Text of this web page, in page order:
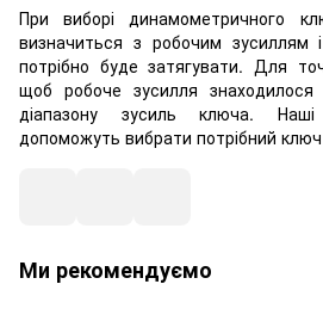
При виборі динамометричного
визначиться з робочим зусиллям
потрібно буде затягувати. Для
щоб робоче зусилля знаходилося
діапазону зусиль ключа.
допоможуть вибрати потрібний ключ
Ми рекомендуємо